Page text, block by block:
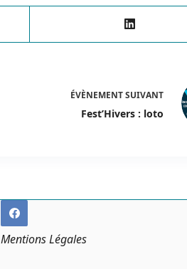
ÉVÈNEMENTSUIVANT
Fest’Hivers : loto
Mentions Légales